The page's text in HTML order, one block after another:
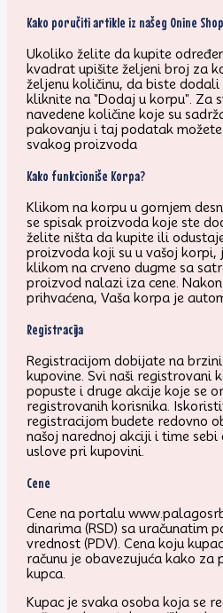
Kako poručiti artikle iz našeg Onine
Ukoliko želite da kupite
kvadrat upišite željeni broj za
željenu količinu, da biste
kliknite na "Dodaj u korpu". Za
navedene količine koje su
pakovanju i taj podatak
svakog proizvoda
Kako funkcioniše Korpa?
Klikom na korpu u gornjem
se spisak proizvoda koje ste
želite ništa da kupite ili
proizvoda koji su u vašoj korpi,
klikom na crveno dugme sa
proizvod nalazi iza cene.
prihvaćena, Vaša korpa je
Registracija
Registracijom dobijate na
kupovine. Svi naši registrovani
popuste i druge akcije koje se
registrovanih korisnika.
registracijom budete redovno
našoj narednoj akciji i time
uslove pri kupovini.
Cene
Cene na portalu
dinarima (RSD) sa uračunatim
vrednost (PDV). Cena koju
računu je obavezujuća kako za
kupca.
Kupac je svaka osoba koja se